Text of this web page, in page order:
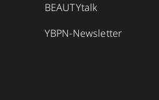
Lahr
Sa 09:00 Uhr
BEAUTYtalk
YBPN-Newsletter